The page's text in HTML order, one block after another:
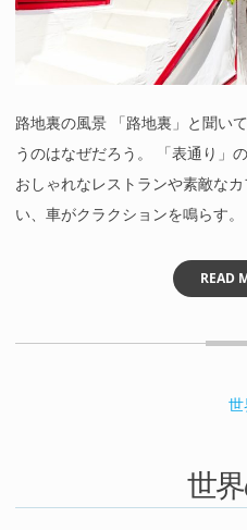
路地裏の風景 「路地裏」と聞い
うのはなぜだろう。 「表通り」
おしゃれなレストランや素敵な
い、車がクラクションを鳴らす
READ
世
世